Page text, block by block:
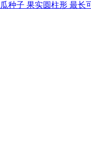
种子 果实圆柱形 最长